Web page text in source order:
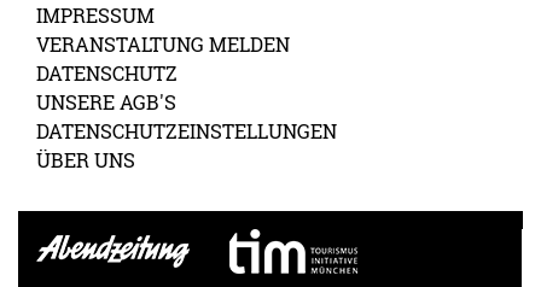
IMPRESSUM
VERANSTALTUNG MELDEN
DATENSCHUTZ
UNSERE AGB'S
DATENSCHUTZEINSTELLUNGEN
ÜBER UNS